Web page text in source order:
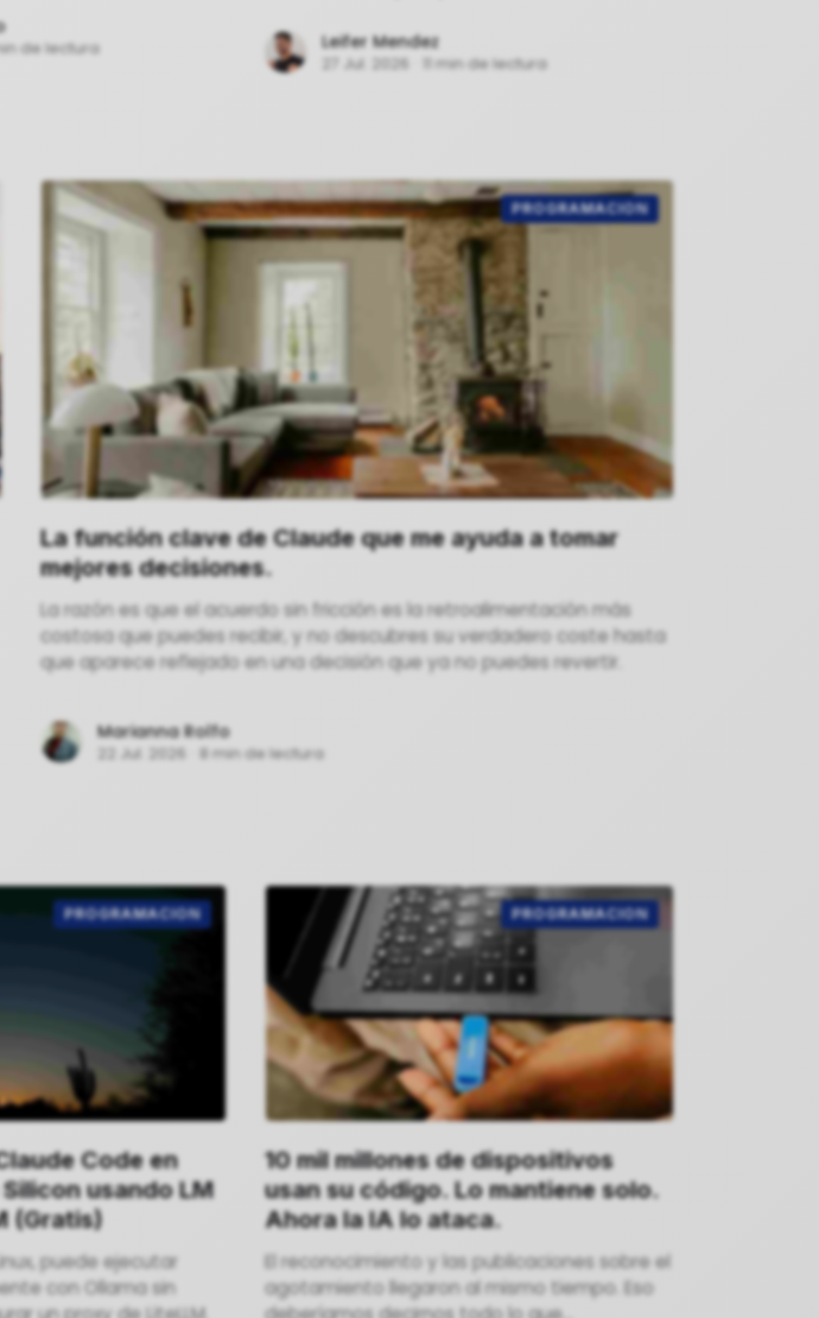
de lectura
presentó el lanzamiento de esa manera.
Leifer Mendez
27 Jul. 2026 11 min de lectura
PROGRAMACION
La función clave de Claude que me ayuda a tomar
mejores decisiones.
La razón es que el acuerdo sin fricción es la retroalimentación más
costosa que puedes recibir, y no descubres su verdadero coste hasta
que aparece reflejado en una decisión que ya no puedes revertir.
Marianna Rolfo
22 Jul. 2026 8 min de lectura
PROGRAMACION
Code en
usando LM
(Gratis)
puede ejecutar
con Ollama sin
PROGRAMACION
10 mil millones de dispositivos
usan su código. Lo mantiene solo.
Ahora la IA lo ataca.
El reconocimiento y las publicaciones sobre el
agotamiento llegaron al mismo tiempo. Eso